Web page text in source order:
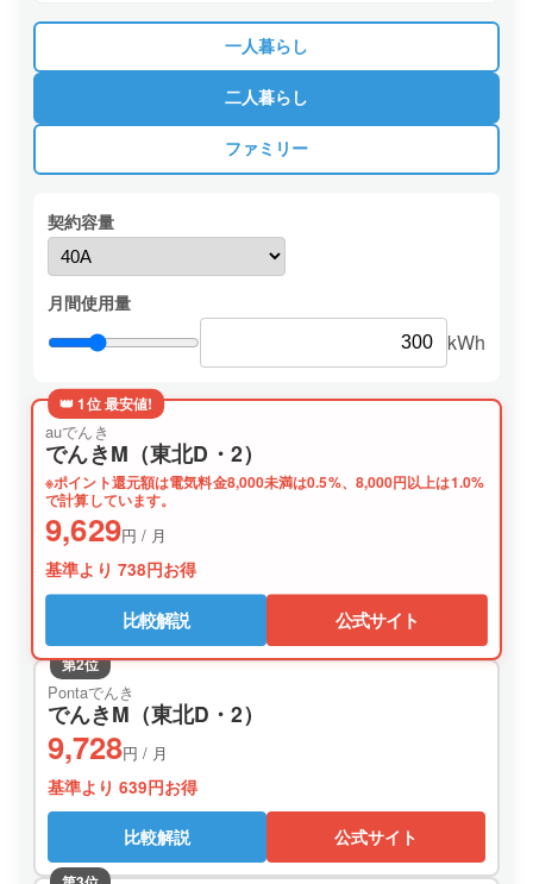
一人暮らし
二人暮らし
ファミリー
契約容量
月間使用量
kWh
👑 1位 最安値!
auでんき
でんきM（東北D・2）
※ポイント還元額は電気料金8,000未満は0.5%、8,000円以上は1.0%
で計算しています。
9,629円 / 月
基準より 738円お得
比較解説 公式サイト
第2位
Pontaでんき
でんきM（東北D・2）
9,728円 / 月
基準より 639円お得
比較解説 公式サイト